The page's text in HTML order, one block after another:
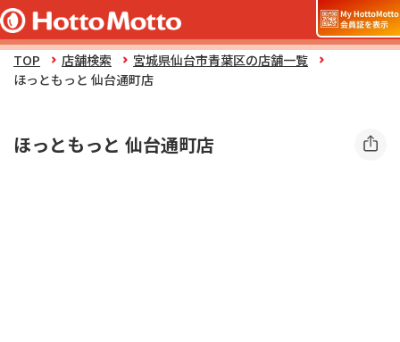
TOP 店舗検索
宮城県仙台市青葉区の店舗一覧
ほっともっと 仙台通町店
ほっともっと 仙台通町店